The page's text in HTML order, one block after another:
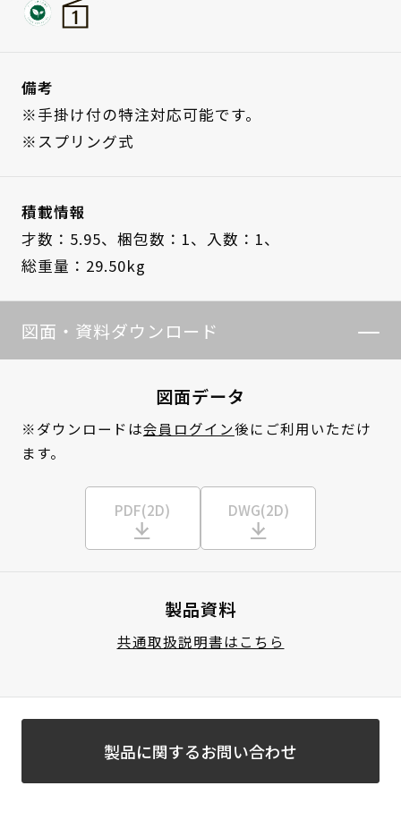
備考
※手掛け付の特注対応可能です。
※スプリング式
積載情報
才数：5.95、 梱包数：1、 入数：1、
総重量：29.50kg
図面・資料ダウンロード
図面データ
※ダウンロードは会員ログイン後にご利用いただけ
ます。
PDF(2D) DWG(2D)
製品資料
共通取扱説明書はこちら
製品に関するお問い合わせ